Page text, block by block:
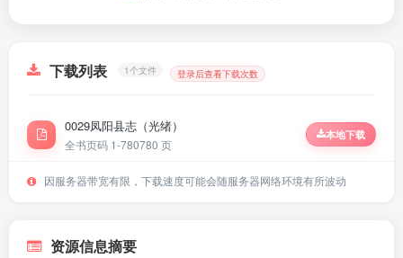
下载列表 1个文件 登录后查看下载次数
0029凤阳县志（光绪）
全书页码 1-780780 页
本地下载
因服务器带宽有限，下载速度可能会随服务器网络环境有所波动
资源信息摘要